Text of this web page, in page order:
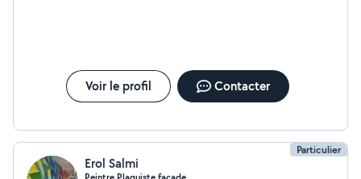
Voir le profil Contacter
Particulier
Erol Salmi